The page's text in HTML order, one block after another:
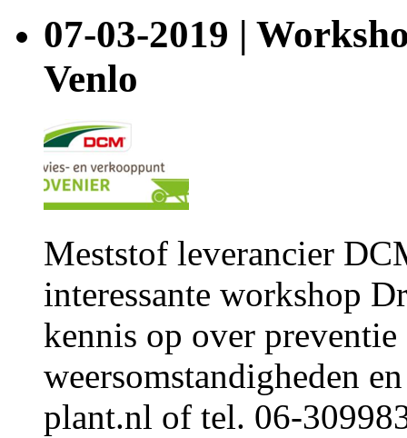
07-03-2019 |
Venlo
Meststof leverancier
interessante workshop
kennis op over preventie
weersomstandigheden
plant.nl of tel. 06-